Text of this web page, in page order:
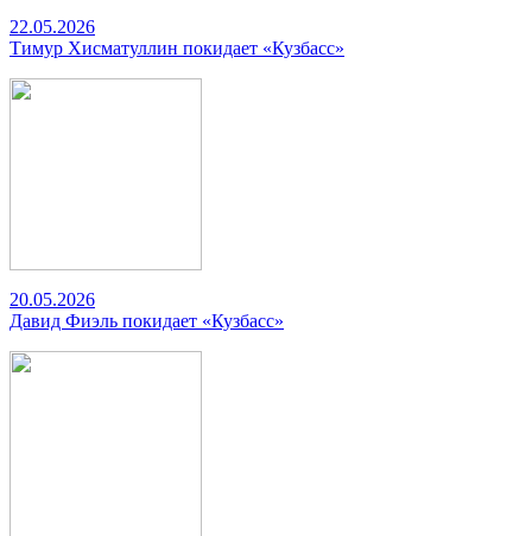
22.05.2026
Тимур Хисматуллин покидает «Кузбасс»
20.05.2026
Давид Фиэль покидает «Кузбасс»